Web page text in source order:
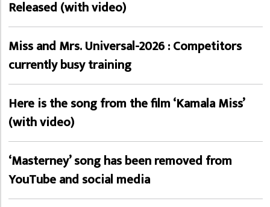
Released (with video)
Miss and Mrs. Universal-2026 : Competitors
currently busy training
Here is the song from the film ‘Kamala Miss’
(with video)
‘Masterney’ song has been removed from
YouTube and social media